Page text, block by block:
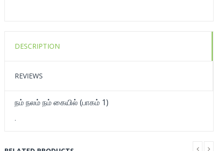
DESCRIPTION
REVIEWS
நம் நலம் நம் கையில் (பாகம் 1)
.